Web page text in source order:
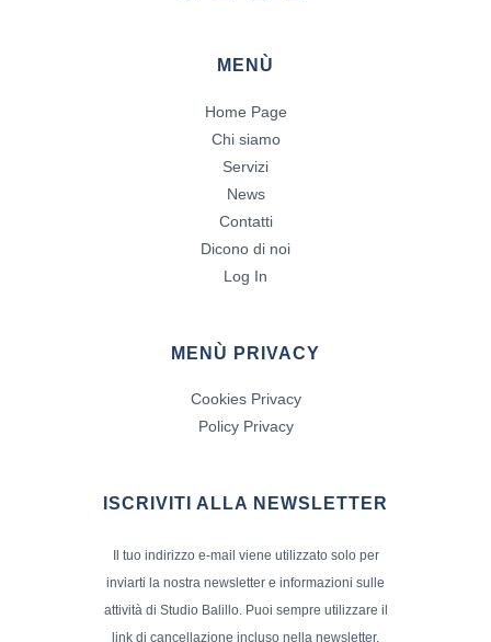
MENÙ
Home Page
Chi siamo
Servizi
News
Contatti
Dicono di noi
Log In
MENÙ PRIVACY
Cookies Privacy
Policy Privacy
ISCRIVITI ALLA NEWSLETTER
Il tuo indirizzo e-mail viene utilizzato solo per
inviarti la nostra newsletter e informazioni sulle
attività di Studio Balillo. Puoi sempre utilizzare il
link di cancellazione incluso nella newsletter.